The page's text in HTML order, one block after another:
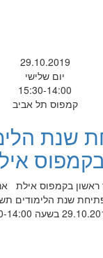
29.10.2019
יום שלישי
15:30-14:00
קמפוס תל אביב
שנת
בקמפוס אילת
שנת הלימודים
בשעה 15:30-14:00